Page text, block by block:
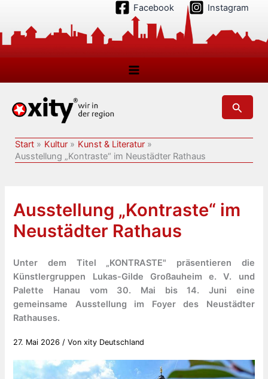
springen
Facebook Instagram
Suchen
Start Kultur
Kunst & Literatur
Ausstellung „Kontraste“ im Neustädter Rathaus
Ausstellung „Kontraste“ im
Neustädter Rathaus
Unter dem Titel „KONTRASTE" präsentieren die
Künstlergruppen Lukas-Gilde Großauheim e. V. und
Palette Hanau vom 30. Mai bis 14. Juni eine
gemeinsame Ausstellung im Foyer des Neustädter
Rathauses.
27. Mai 2026 / Vonxity Deutschland